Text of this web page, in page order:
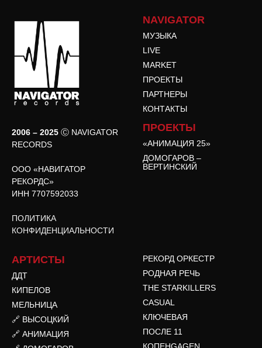
2006 – 2025 Ⓒ NAVIGATOR
RECORDS
ООО «НАВИГАТОР
РЕКОРДС»
ИНН 7707592033
ПОЛИТИКА
КОНФИДЕНЦИАЛЬНОСТИ
NAVIGATOR
МУЗЫКА
LIVE
MARKET
ПРОЕКТЫ
ПАРТНЕРЫ
КОНТАКТЫ
ПРОЕКТЫ
«АНИМАЦИЯ 25»
ДОМОГАРОВ –
ВЕРТИНСКИЙ
АРТИСТЫ
ДДТ
КИПЕЛОВ
МЕЛЬНИЦА
🔗 ВЫСОЦКИЙ
🔗 АНИМАЦИЯ
РЕКОРД ОРКЕСТР
РОДНАЯ РЕЧЬ
THE STARKILLERS
CASUAL
КЛЮЧЕВАЯ
ПОСЛЕ 11
КОПЕНGAGEN